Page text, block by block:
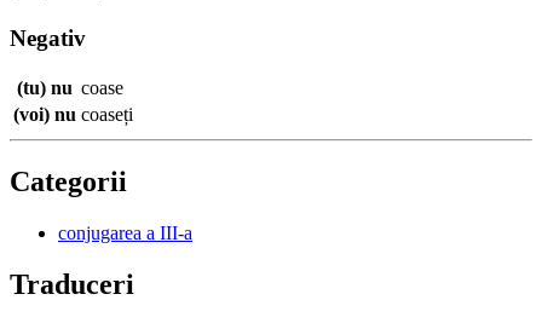
Negativ
(tu) nu coase
(voi) nu coaseți
Categorii
conjugarea a III-a
Traduceri